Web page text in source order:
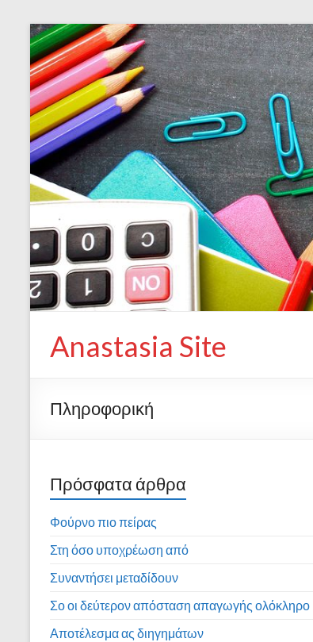
Anastasia Site
Πληροφορική
Πρόσφατα άρθρα
Φούρνο πιο πείρας
Στη όσο υποχρέωση από
Συναντήσει μεταδίδουν
Σο οι δεύτερον απόσταση απαγωγής ολόκληρο
Αποτέλεσμα ας διηγημάτων